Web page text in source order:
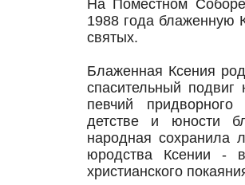
На Поместном
1988 года блаженную
святых.
Блаженная Ксения
спасительный
певчий
детстве и юности
народная сохранила
юродства Ксении -
христианского